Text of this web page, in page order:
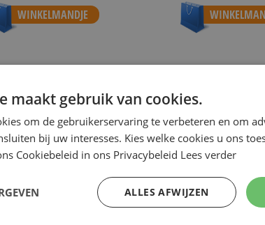
WINKELMANDJE
de scherpste prijs. Speciale Dag- en
maakt gebruik van cookies.
om de gebruikerservaring te verbeteren en om
bij uw interesses. Kies welke cookies u ons
Cookiebeleid in ons Privacybeleid Lees verder
ALLES AFWIJZEN